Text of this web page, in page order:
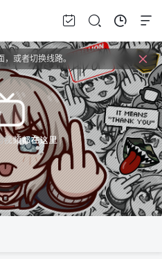
耐心等待几秒钟。
或者切换线路。
耐心等待几秒钟。
展，具体请百度